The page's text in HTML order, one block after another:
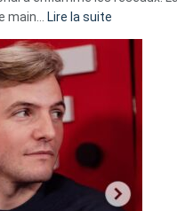
main… Lire la suite
Martine
Vassal
d’alliance
secrète